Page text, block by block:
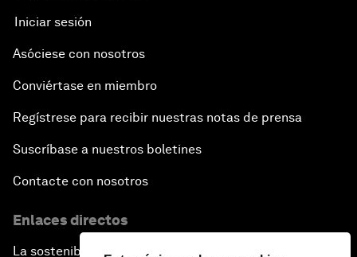
Iniciar sesión
Asóciese con nosotros
Conviértase en miembro
Regístrese para recibir nuestras notas de prensa
Suscríbase a nuestros boletines
Contacte con nosotros
Enlaces directos
La sostenibilidad en el Foro